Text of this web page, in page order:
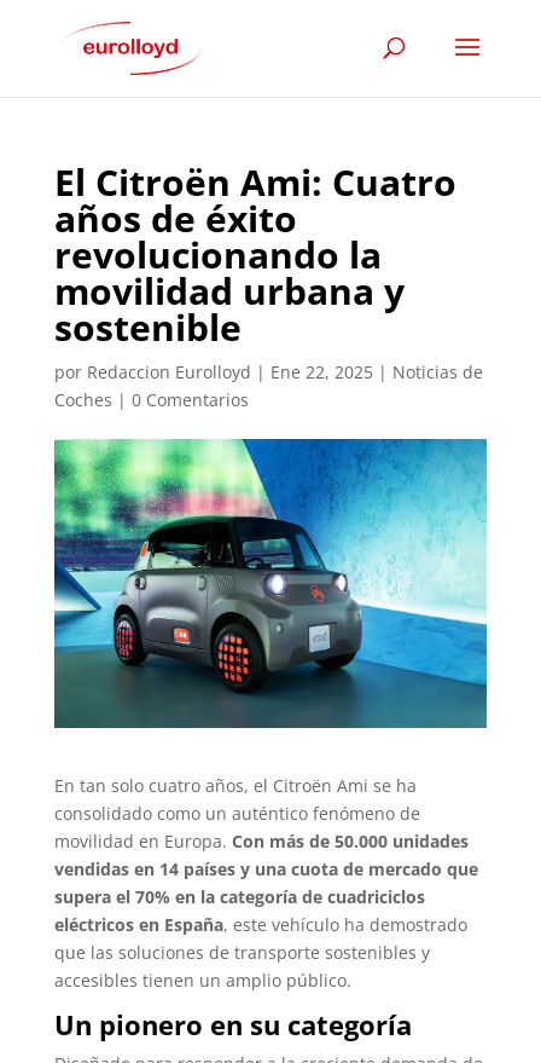
El Citroën Ami: Cuatro
años de éxito
revolucionando la
movilidad urbana y
sostenible
por Redaccion Eurolloyd | Ene 22, 2025| Noticias de
Coches | 0 Comentarios
En tan solo cuatro años, el Citroën Ami se ha
consolidado como un auténtico fenómeno de
movilidad en Europa. Con más de 50.000 unidades
vendidas en 14 países y una cuota de mercado que
supera el 70% en la categoría de cuadriciclos
eléctricos en España, este vehículo ha demostrado
que las soluciones de transporte sostenibles y
accesibles tienen un amplio público.
Un pionero en su categoría